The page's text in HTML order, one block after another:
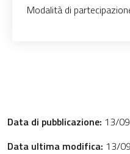
Modalità di
Data di pubblicazione: 13/
Data ultima modifica: 13/